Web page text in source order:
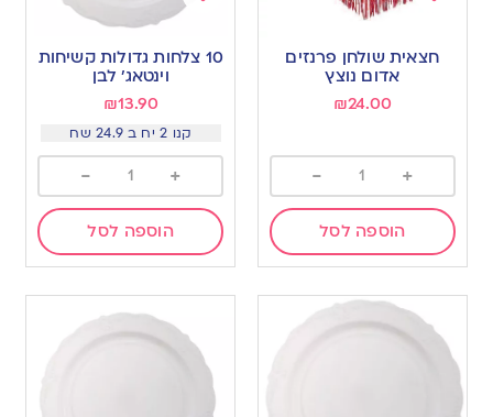
wishlist
חצאית שולחן פרנזים
אדום נוצץ
₪24.00
+
-
הוספה לסל
to
wishlist
10 צלחות גדולות קשיחות
וינטאג׳ לבן
₪13.90
קנו 2 יח ב 24.9 שח
+
-
הוספה לסל